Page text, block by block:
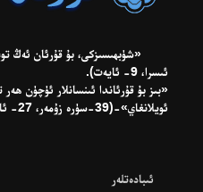
ئىسرا، 9- ئايەت).
«بىز بۇ قۇرئاندا ئىنسانلار ئۈچۈن
ئويلانغاي»-(39-سۈرە زۇمەر، 27- ئايەت).
ئىبادەتلەر